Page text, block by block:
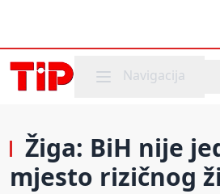
Mobile menu
Navigacija
Žiga: BiH nije
mjesto rizičnog